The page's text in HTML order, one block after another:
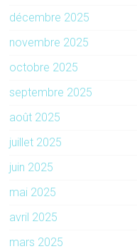
décembre 2025
novembre 2025
octobre 2025
septembre 2025
août 2025
juillet 2025
juin 2025
mai 2025
avril 2025
mars 2025